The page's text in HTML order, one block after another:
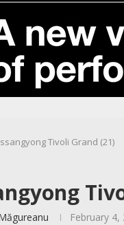
Tivoli Grand (21)
February 4,